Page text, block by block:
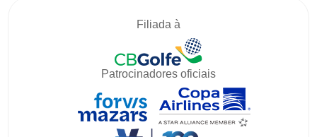
Filiada à
Patrocinadores oficiais